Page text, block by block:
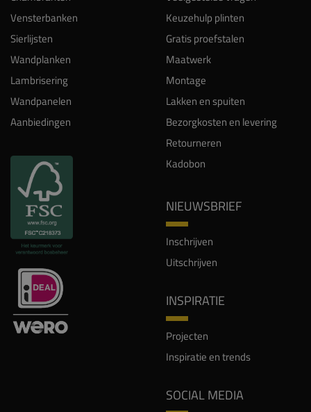
Vensterbanken
Sierlijsten
Wandplanken
Lambrisering
Wandpanelen
Aanbiedingen
Keuzehulp plinten
Gratis proefstalen
Maatwerk
Montage
Lakken en spuiten
Bezorgkosten en levering
Retourneren
Kadobon
NIEUWSBRIEF
Inschrijven
Uitschrijven
INSPIRATIE
Projecten
Inspiratie en trends
SOCIAL MEDIA